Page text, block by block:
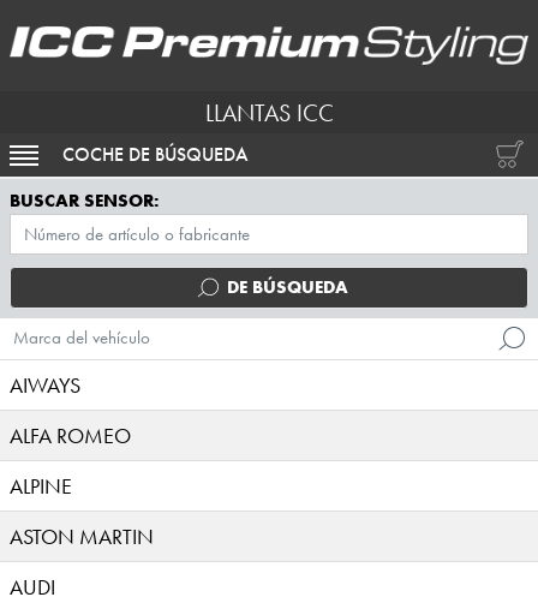
LLANTAS ICC
ACTIVAR NAVEGACIÓN
COCHE DE BÚSQUEDA
BUSCAR SENSOR:
DE BÚSQUEDA
Marca del vehículo
AIWAYS
ALFA ROMEO
ALPINE
ASTON MARTIN
AUDI